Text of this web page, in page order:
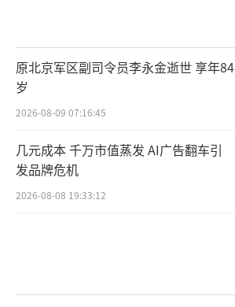
原北京军区副司令员李永金逝世 享年84
岁
2026-08-09 07:16:45
几元成本 千万市值蒸发 AI广告翻车引
发品牌危机
2026-08-08 19:33:12